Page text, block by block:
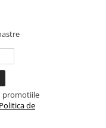
promotiile
Politica de